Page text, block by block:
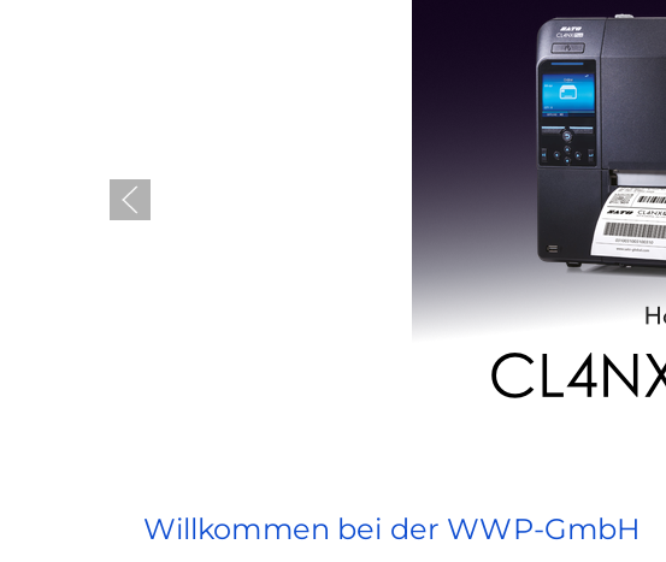
Willkommen bei der WWP-GmbH